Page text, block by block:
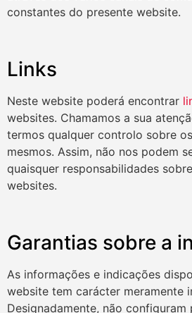
constantes do presente website.
Links
Neste website poderá encontrar
websites. Chamamos a sua
termos qualquer controlo sobre
mesmos. Assim, não nos podem
quaisquer responsabilidades
websites.
Garantias sobre a
As informações e indicações
website tem carácter meramente
Designadamente, não configuram